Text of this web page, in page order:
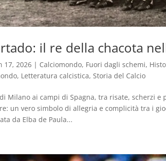
il re della chacota
17, 2026 | Calciomondo, Fuori dagli schemi,
, Letteratura calcistica, Storia del Calcio
di Milano ai campi di Spagna, tra risate, scherzi
un vero simbolo di allegria e complicità tra i
da Elba de Paula...